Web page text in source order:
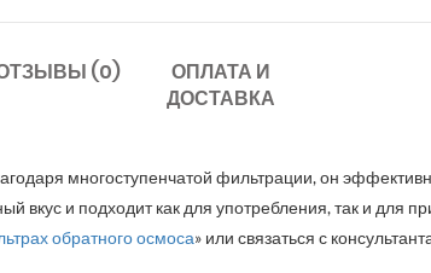
(0)
ОПЛАТА И
ДОСТАВКА
многоступенчатой фильтрации, он
вкус и подходит как для употребления, так и для
обратного осмоса» или связаться с